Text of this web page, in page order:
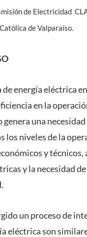
de Electricidad
de Valparaíso.
de energía eléctrica
en la
genera una
los niveles de la
y
y la necesidad
un proceso de
eléctrica son